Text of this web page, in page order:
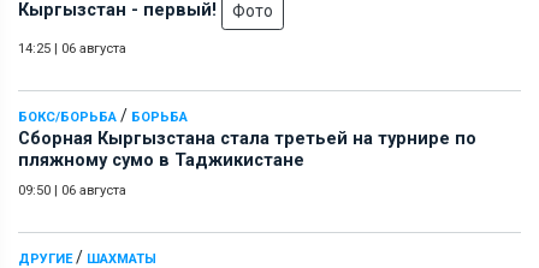
Кыргызстан - первый! Фото
14:25 | 06 августа
БОКС/БОРЬБА / БОРЬБА
Сборная Кыргызстана стала третьей на турнире по
пляжному сумо в Таджикистане
09:50 | 06 августа
ДРУГИЕ/ ШАХМАТЫ